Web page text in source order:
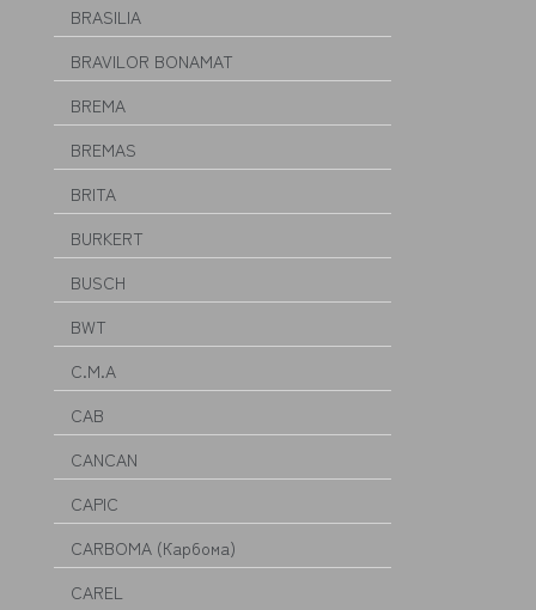
BRASILIA
BRAVILOR BONAMAT
BREMA
BREMAS
BRITA
BURKERT
BUSCH
BWT
C.M.A
CAB
CANCAN
CAPIC
CARBOMA (Карбома)
CAREL